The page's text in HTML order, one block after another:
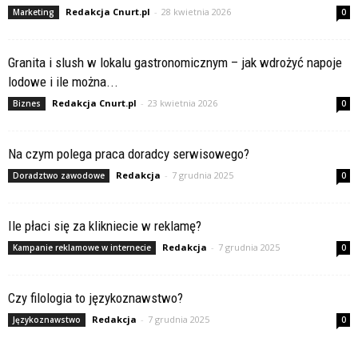
Marketing Redakcja Cnurt.pl - 28 kwietnia 2026 0
Granita i slush w lokalu gastronomicznym – jak wdrożyć napoje
lodowe i ile można...
Biznes Redakcja Cnurt.pl - 23 kwietnia 2026 0
Na czym polega praca doradcy serwisowego?
Doradztwo zawodowe Redakcja - 7 grudnia 2025 0
Ile płaci się za klikniecie w reklamę?
Kampanie reklamowe w internecie Redakcja - 7 grudnia 2025 0
Czy filologia to językoznawstwo?
Językoznawstwo Redakcja - 7 grudnia 2025 0